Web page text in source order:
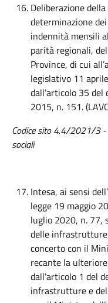
Deliberazione
determinazione
indennità mensili
parità regionali,
Province, di cui
legislativo 11
dall’articolo 35
2015, n. 151.
Codice sito 4.4/2021/3 -
sociali
Intesa, ai sensi
legge 19 maggio
luglio 2020, n. 77,
delle
concerto con il
recante la
dall’articolo 1 del
infrastrutture e